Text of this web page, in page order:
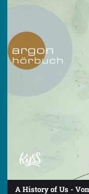
A History of Us -